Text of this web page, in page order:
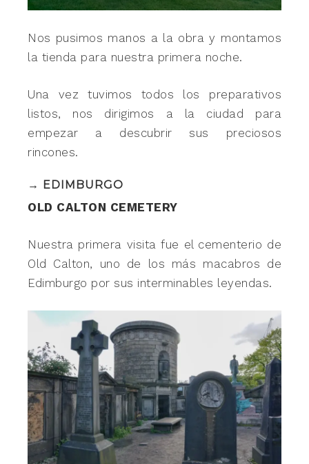
Nos pusimos manos a la obra y montamos
la tienda para nuestra primera noche.
Una vez tuvimos todos los preparativos
listos, nos dirigimos a la ciudad para
empezar a descubrir sus preciosos
rincones.
→ EDIMBURGO
OLD CALTON CEMETERY
Nuestra primera visita fue el cementerio de
Old Calton, uno de los más macabros de
Edimburgo por sus interminables leyendas.